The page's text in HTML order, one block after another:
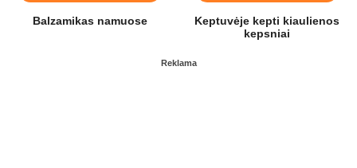
Balzamikas namuose
Keptuvėje kepti kiaulienos
kepsniai
Reklama